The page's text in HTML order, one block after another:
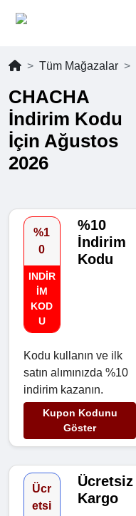
Tüm Mağazalar
CHACHA
İndirim Kodu
İçin Ağustos
2026
%1
0
INDIR
IM
KOD
U
%10
İndirim
Kodu
Kodu kullanın ve ilk
satın alımınızda %10
indirim kazanın.
Kupon Kodunu
Göster
Ücr
etsi
Ücretsiz
Kargo